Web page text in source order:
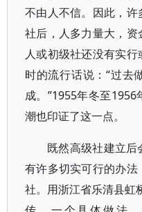
不由人不信。因此，
社后，人多力量大，
人或初级社还没有实
时的流行话说：“过去
成。”1955年冬至
潮也印证了这一点。
既然高级社建立后
有许多切实可行的办
社。用浙江省乐清县虹